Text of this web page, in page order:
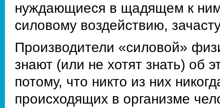
нуждающиеся в щадящем к
силовому воздействию,
Производители «силовой»
знают (или не хотят знать) об
потому, что никто из них
происходящих в организме